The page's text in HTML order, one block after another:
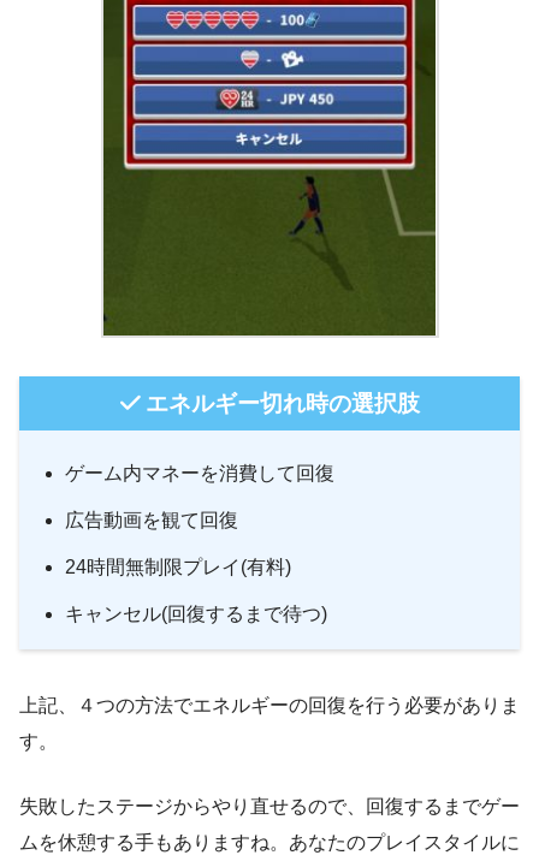
エネルギー切れ時の選択肢
ゲーム内マネーを消費して回復
広告動画を観て回復
24時間無制限プレイ(有料)
キャンセル(回復するまで待つ)
上記、４つの方法でエネルギーの回復を行う必要がありま
す。
失敗したステージからやり直せるので、回復するまでゲー
ムを休憩する手もありますね。あなたのプレイスタイルに